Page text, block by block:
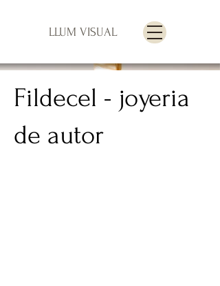
LLUM VISUAL
Fildecel - joyeria
de autor